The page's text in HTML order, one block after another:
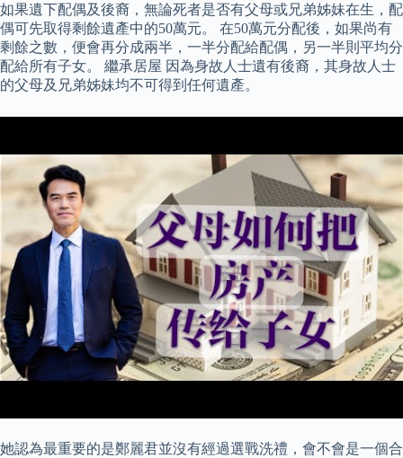
如果遺下配偶及後裔，無論死者是否有父母或兄弟姊妹在生，配
偶可先取得剩餘遺產中的50萬元。 在50萬元分配後，如果尚有
剩餘之數，便會再分成兩半，一半分配給配偶，另一半則平均分
配給所有子女。 繼承居屋 因為身故人士遺有後裔，其身故人士
的父母及兄弟姊妹均不可得到任何遺產。
她認為最重要的是鄭麗君並沒有經過選戰洗禮，會不會是一個合